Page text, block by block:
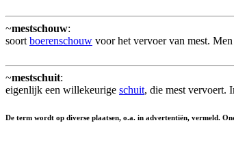
~mestschouw:
soort boerenschouw voor het vervoer van mest.
~mestschuit:
eigenlijk een willekeurige schuit, die mest vervoert.
De term wordt op diverse plaatsen, o.a. in advertentiën, vermeld.